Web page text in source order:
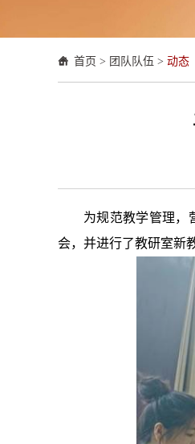
首页 > 团队队伍 > 动态
为规范教学管理，
会，并进行了教研室新